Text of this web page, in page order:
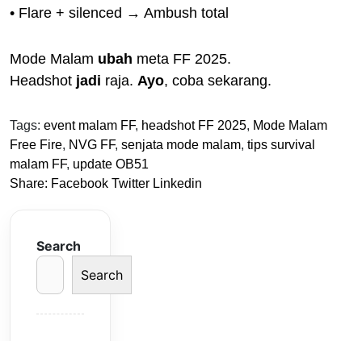
• Flare + silenced → Ambush total
Mode Malam ubah meta FF 2025.
Headshot jadi raja. Ayo, coba sekarang.
Tags: event malam FF, headshot FF 2025, Mode Malam
Free Fire, NVG FF, senjata mode malam, tips survival
malam FF, update OB51
Share: Facebook Twitter Linkedin
Search
Search